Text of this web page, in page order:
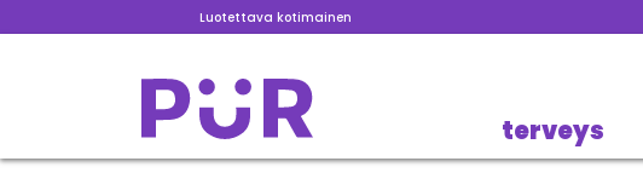
Luotettava kotimainen
terveys